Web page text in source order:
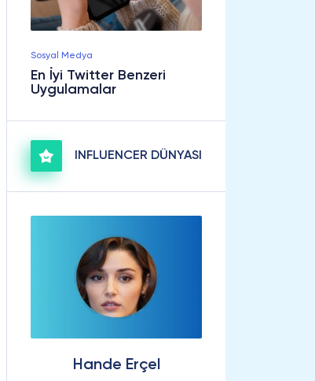
Sosyal Medya
En İyi Twitter Benzeri
Uygulamalar
INFLUENCER DÜNYASI
Hande Erçel